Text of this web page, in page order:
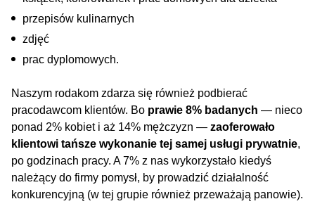
przepisów kulinarnych
zdjęć
prac dyplomowych.
Naszym rodakom zdarza się również podbierać
pracodawcom klientów. Bo prawie 8% badanych — nieco
ponad 2% kobiet i aż 14% mężczyzn — zaoferowało
klientowi tańsze wykonanie tej samej usługi prywatnie,
po godzinach pracy. A 7% z nas wykorzystało kiedyś
należący do firmy pomysł, by prowadzić działalność
konkurencyjną (w tej grupie również przeważają panowie).